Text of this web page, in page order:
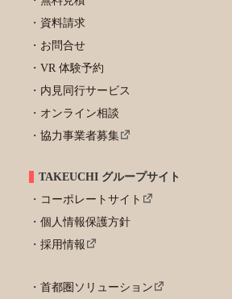
資料請求
お問合せ
VR 体験予約
内見同行サービス
オンライン相談
協力事業者募集
TAKEUCHI グループサイト
コーポレートサイト
個人情報保護方針
採用情報
首都圏ソリューション